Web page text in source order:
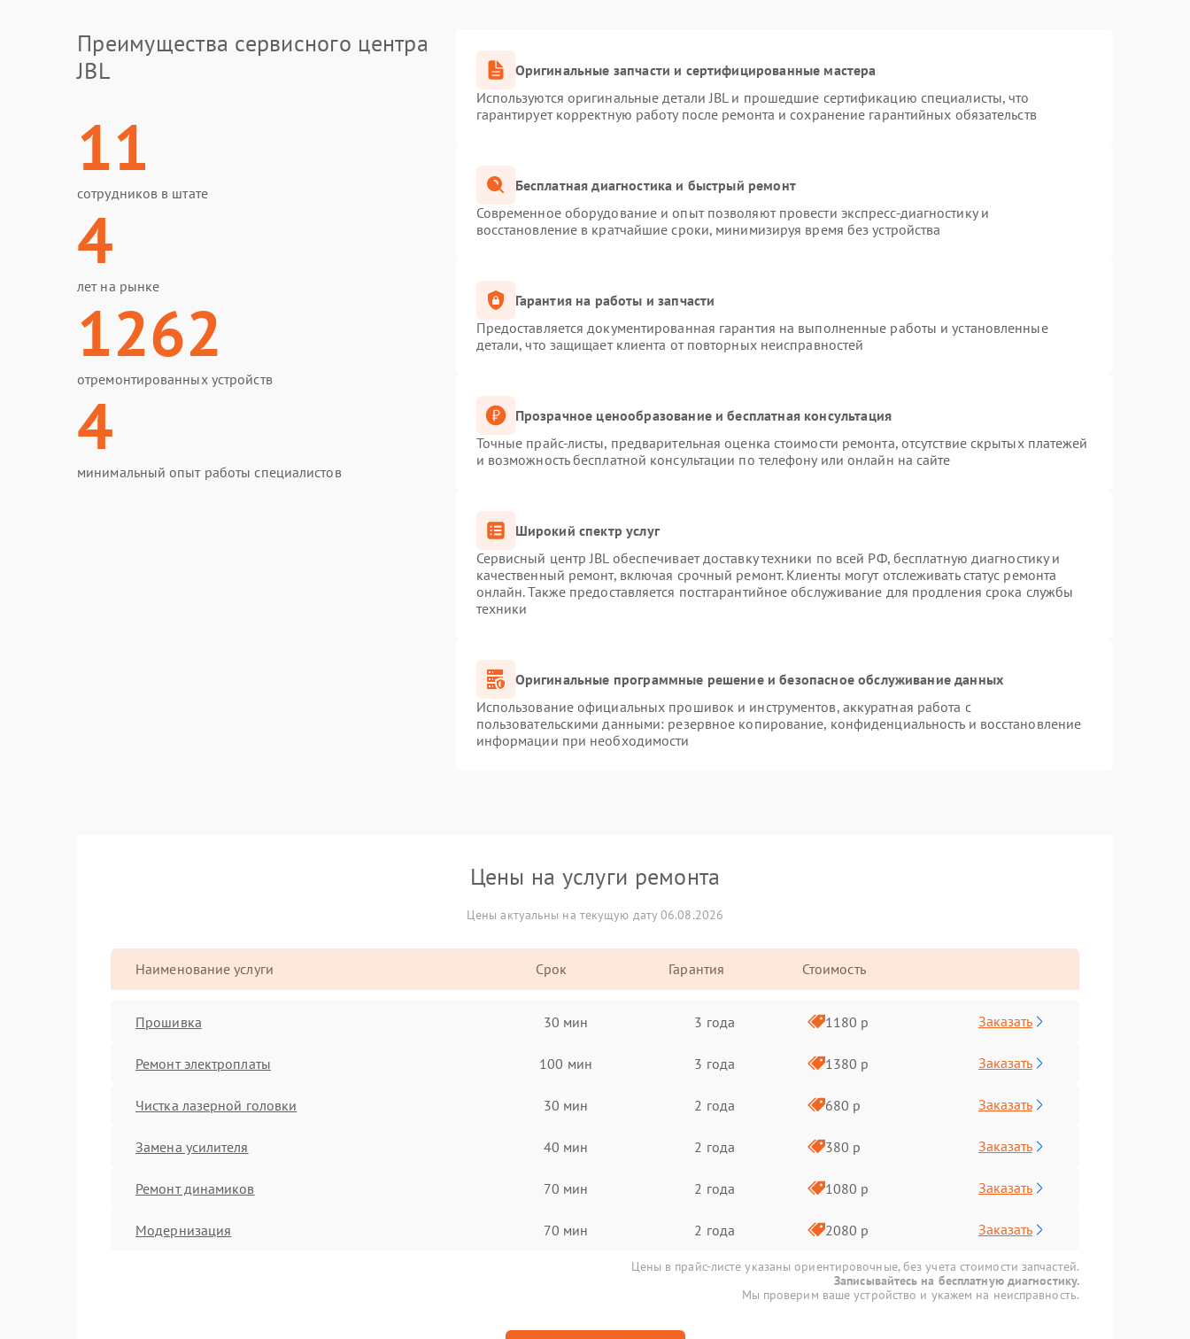
Преимущества сервисного центра
JBL
11
сотрудников в штате
4
лет на рынке
1262
отремонтированных устройств
4
минимальный опыт работы специалистов
Оригинальные запчасти и сертифицированные мастера
Используются оригинальные детали JBL и прошедшие сертификацию специалисты, что
гарантирует корректную работу после ремонта и сохранение гарантийных обязательств
Бесплатная диагностика и быстрый ремонт
Современное оборудование и опыт позволяют провести экспресс-диагностику и
восстановление в кратчайшие сроки, минимизируя время без устройства
Гарантия на работы и запчасти
Предоставляется документированная гарантия на выполненные работы и установленные
детали, что защищает клиента от повторных неисправностей
Прозрачное ценообразование и бесплатная консультация
Точные прайс-листы, предварительная оценка стоимости ремонта, отсутствие скрытых платежей
и возможность бесплатной консультации по телефону или онлайн на сайте
Широкий спектр услуг
Сервисный центр JBL обеспечивает доставку техники по всей РФ, бесплатную диагностику и
качественный ремонт, включая срочный ремонт. Клиенты могут отслеживать статус ремонта
онлайн. Также предоставляется постгарантийное обслуживание для продления срока службы
техники
Оригинальные программные решение и безопасное обслуживание данных
Использование официальных прошивок и инструментов, аккуратная работа с
пользовательскими данными: резервное копирование, конфиденциальность и восстановление
информации при необходимости
Цены на услуги ремонта
Цены актуальны на текущую дату 06.08.2026
Наименование услуги Срок Гарантия Стоимость
Прошивка 30 мин 3 года 1180 р Заказать
Ремонт электроплаты 100 мин 3 года 1380 р Заказать
Чистка лазерной головки 30 мин 2 года 680 р Заказать
Замена усилителя 40 мин 2 года 380 р Заказать
Ремонт динамиков 70 мин 2 года 1080 р Заказать
Модернизация 70 мин 2 года 2080 р Заказать
Цены в прайс-листе указаны ориентировочные, без учета стоимости запчастей.
Записывайтесь на бесплатную диагностику.
Мы проверим ваше устройство и укажем на неисправность.